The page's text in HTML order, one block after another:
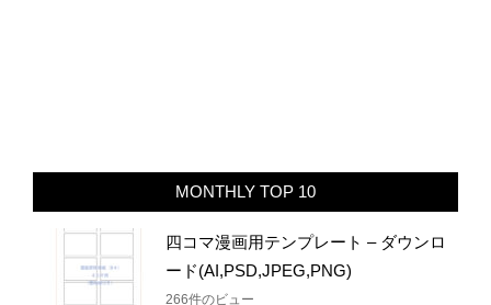
MONTHLY TOP 10
四コマ漫画用テンプレート – ダウンロ
ード(AI,PSD,JPEG,PNG)
266件のビュー